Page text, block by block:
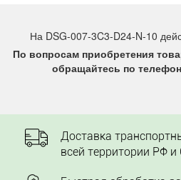
На DSG-007-3C3-D24-N-10
По вопросам приобретения
обращайтесь по
Доставка
всей территории РФ